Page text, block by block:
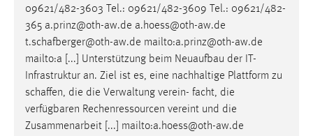
09621/482-3603 Tel.: 09621/482-3609 Tel.: 09621/482-
365 a.prinz@oth-aw.de a.hoess@oth-aw.de
t.schafberger@oth-aw.de mailto:a.prinz@oth-aw.de
mailto:a [...] Unterstützung beim Neuaufbau der IT-
Infrastruktur an. Ziel ist es, eine nachhaltige Plattform zu
schaffen, die die Verwaltung verein- facht, die
verfügbaren Rechenressourcen vereint und die
Zusammenarbeit [...] mailto:a.hoess@oth-aw.de